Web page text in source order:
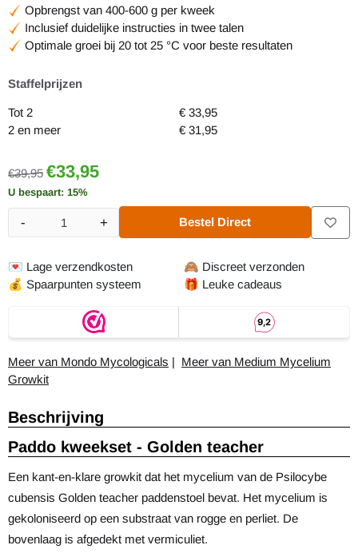
Opbrengst van 400-600 g per kweek
Inclusief duidelijke instructies in twee talen
Optimale groei bij 20 tot 25 °C voor beste resultaten
Staffelprijzen
Tot 2 € 33,95
2 en meer
€ 31,95
€39,95 €33,95
U bespaart: 15%
+
- Bestel Direct
💌 Lage verzendkosten 🙈 Discreet verzonden
💰 Spaarpunten systeem 🎁 Leuke cadeaus
Meer van Mondo Mycologicals | Meer van Medium Mycelium
Growkit
Beschrijving
Paddo kweekset - Golden teacher
Een kant-en-klare growkit dat het mycelium van de Psilocybe
cubensis Golden teacher paddenstoel bevat. Het mycelium is
gekoloniseerd op een substraat van rogge en perliet. De
bovenlaag is afgedekt met vermiculiet.